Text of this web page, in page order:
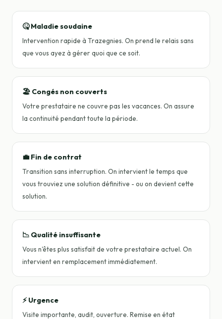
🤒 Maladie soudaine
Intervention rapide à Trazegnies. On prend le relais sans
que vous ayez à gérer quoi que ce soit.
🏖️ Congés non couverts
Votre prestataire ne couvre pas les vacances. On assure
la continuité pendant toute la période.
💼 Fin de contrat
Transition sans interruption. On intervient le temps que
vous trouviez une solution définitive - ou on devient cette
solution.
📉 Qualité insuffisante
Vous n'êtes plus satisfait de votre prestataire actuel. On
intervient en remplacement immédiatement.
⚡ Urgence
Visite importante, audit, ouverture. Remise en état